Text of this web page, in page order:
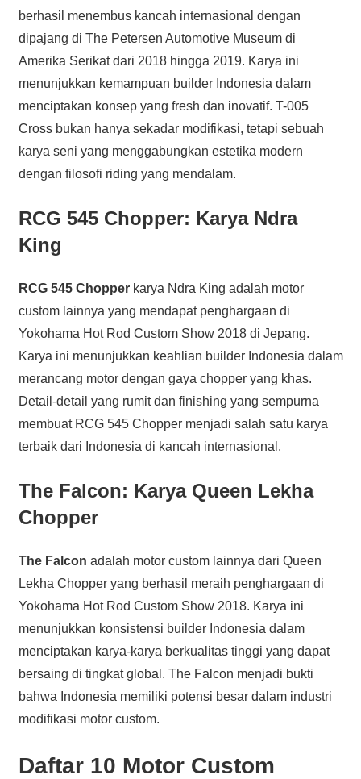
berhasil menembus kancah internasional dengan
dipajang di The Petersen Automotive Museum di
Amerika Serikat dari 2018 hingga 2019. Karya ini
menunjukkan kemampuan builder Indonesia dalam
menciptakan konsep yang fresh dan inovatif. T-005
Cross bukan hanya sekadar modifikasi, tetapi sebuah
karya seni yang menggabungkan estetika modern
dengan filosofi riding yang mendalam.
RCG 545 Chopper: Karya Ndra
King
RCG 545 Chopperkarya Ndra King adalah motor
custom lainnya yang mendapat penghargaan di
Yokohama Hot Rod Custom Show 2018 di Jepang.
Karya ini menunjukkan keahlian builder Indonesia dalam
merancang motor dengan gaya chopper yang khas.
Detail-detail yang rumit dan finishing yang sempurna
membuat RCG 545 Chopper menjadi salah satu karya
terbaik dari Indonesia di kancah internasional.
The Falcon: Karya Queen Lekha
Chopper
The Falcon adalah motor custom lainnya dari Queen
Lekha Chopper yang berhasil meraih penghargaan di
Yokohama Hot Rod Custom Show 2018. Karya ini
menunjukkan konsistensi builder Indonesia dalam
menciptakan karya-karya berkualitas tinggi yang dapat
bersaing di tingkat global. The Falcon menjadi bukti
bahwa Indonesia memiliki potensi besar dalam industri
modifikasi motor custom.
Daftar 10 Motor Custom